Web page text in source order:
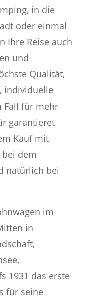
in die
oder einmal
Ihre Reise auch
und
Qualität,
individuelle
Fall für mehr
garantieret
Kauf mit
dem
natürlich bei
im
in
1931 das erste
für seine